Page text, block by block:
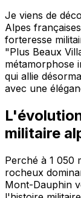
Je viens de
Alpes
forteresse
"Plus Beaux
métamorphose
qui allie
avec une
militaire
Perché à 1 050
rocheux
Mont-Dauphin